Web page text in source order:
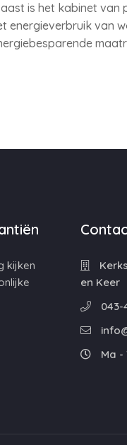
is het kabinet van
energieverbruik van
kijken
en Keer
043-
Ma -